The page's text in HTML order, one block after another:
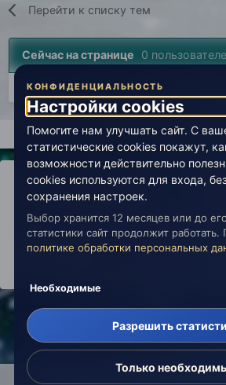
Перейти к списку тем
Сейчас на странице 0
Нет пользователей,
Главная Лаборатория История
IPS ThemebyIPSFocus
Политика
Обратная связь
copyright © 2026 Живая
КОНФИДЕНЦИАЛЬНОСТЬ
Настройки cookies
Помогите нам улучшать сайт. С
статистические cookies покажут,
возможности действительно
cookies используются для входа,
сохранения настроек.
Выбор хранится 12 месяцев или до
статистики сайт продолжит
политике обработки персональных
Необходимые
Разрешить
Только